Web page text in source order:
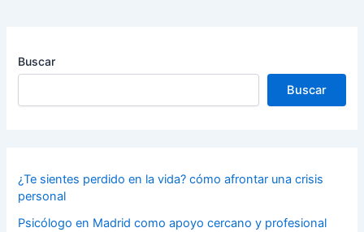
Buscar
Buscar
¿Te sientes perdido en la vida? cómo afrontar una crisis
personal
Psicólogo en Madrid como apoyo cercano y profesional